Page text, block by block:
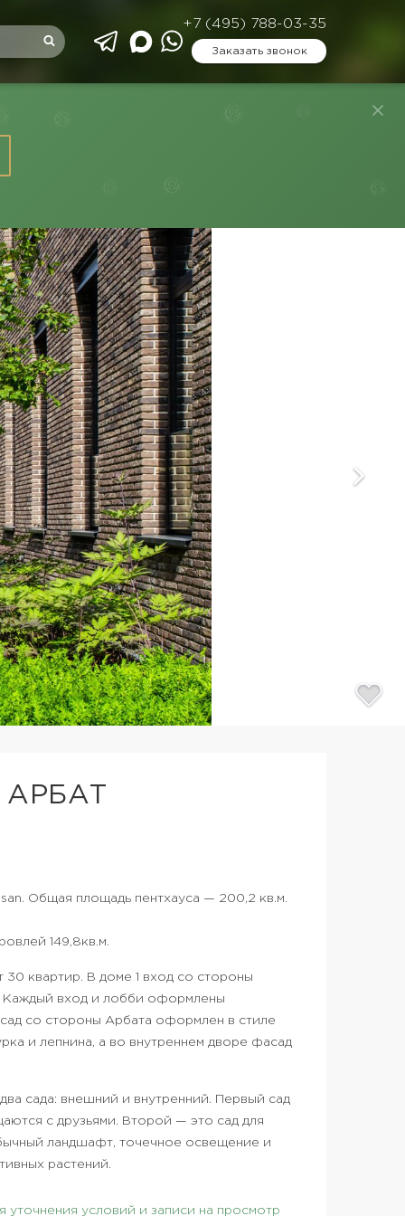
+7 (495) 788-03-35
Заказать звонок
Общая площадь пентхауса — 200,2 кв.м.
149,8кв.м.
квартир. В доме 1 вход со стороны
Каждый вход и лобби оформлены
со стороны Арбата оформлен в стиле
и лепнина, а во внутреннем дворе фасад
сада: внешний и внутренний. Первый сад
с друзьями. Второй — это сад для
ландшафт, точечное освещение и
растений.
условий и записи на просмотр